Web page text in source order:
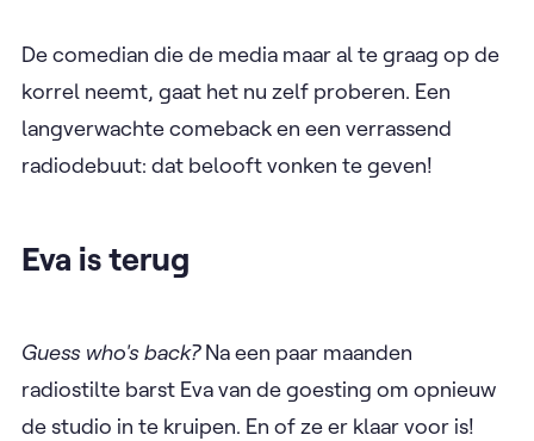
De comedian die de media maar al te graag op de
korrel neemt, gaat het nu zelf proberen. Een
langverwachte comeback en een verrassend
radiodebuut: dat belooft vonken te geven!
Eva is terug
Guess who's back?Na een paar maanden
radiostilte barst Eva van de goesting om opnieuw
de studio in te kruipen. En of ze er klaar voor is!